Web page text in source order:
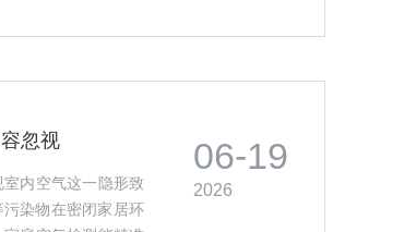
06-19
2026
忽视
内空气这一隐形致
染物在密闭家居环